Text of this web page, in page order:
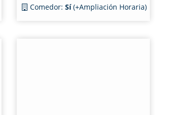
Comedor: Sí(+Ampliación Horaria)